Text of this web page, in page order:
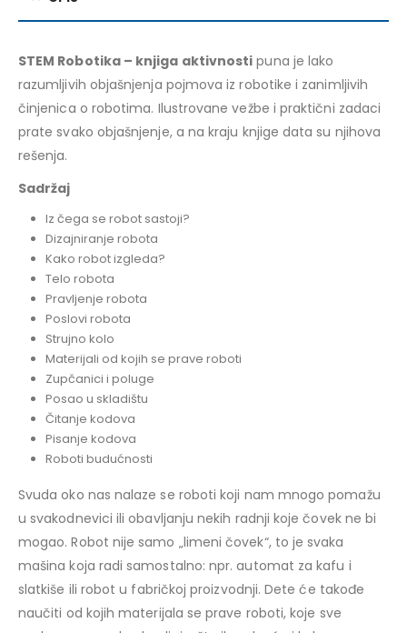
STEM Robotika – knjiga aktivnosti puna je lako
razumljivih objašnjenja pojmova iz robotike i zanimljivih
činjenica o robotima. Ilustrovane vežbe i praktični zadaci
prate svako objašnjenje, a na kraju knjige data su njihova
rešenja.
Sadržaj
Iz čega se robot sastoji?
Dizajniranje robota
Kako robot izgleda?
Telo robota
Pravljenje robota
Poslovi robota
Strujno kolo
Materijali od kojih se prave roboti
Zupčanici i poluge
Posao u skladištu
Čitanje kodova
Pisanje kodova
Roboti budućnosti
Svuda oko nas nalaze se roboti koji nam mnogo pomažu
u svakodnevici ili obavljanju nekih radnji koje čovek ne bi
mogao. Robot nije samo „limeni čovek“, to je svaka
mašina koja radi samostalno: npr. automat za kafu i
slatkiše ili robot u fabričkoj proizvodnji. Dete će takođe
naučiti od kojih materijala se prave roboti, koje sve